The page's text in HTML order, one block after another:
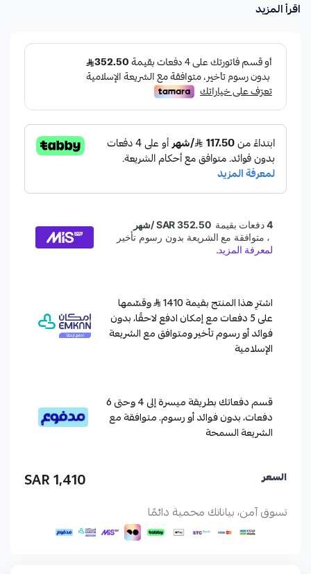
اقرأ المزيد
اشترِ هذا المنتج بقيمة 1410
وقسّمها
على 5 دفعات مع إمكان ادفع لاحقًا، بدون
فوائد أو رسوم تأخير ومتوافق مع الشريعة
الإسلامية
قسم دفعاتك بطريقة ميسرة إلى 4 وحتى 6
دفعات، بدون فوائد أو رسوم. متوافقة مع
الشريعة السمحة
السعر 1,410 SAR
تسوق آمن، بياناتك محمية دائمًا